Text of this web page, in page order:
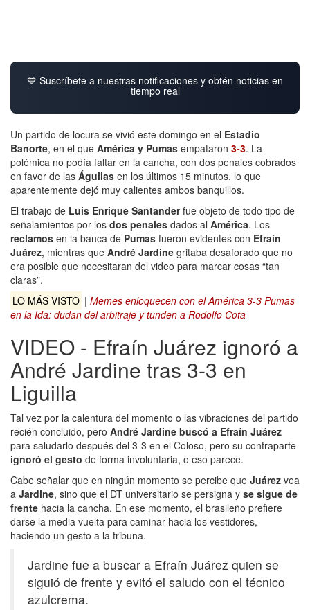
💙 Suscríbete a nuestras notificaciones y obtén noticias en
tiempo real
Un partido de locura se vivió este domingo en el Estadio
Banorte, en el que América y Pumas empataron 3-3. La
polémica no podía faltar en la cancha, con dos penales cobrados
en favor de las Águilas en los últimos 15 minutos, lo que
aparentemente dejó muy calientes ambos banquillos.
El trabajo de Luis Enrique Santanderfue objeto de todo tipo de
señalamientos por los dos penales dados al América. Los
reclamos en la banca de Pumas fueron evidentes con Efraín
Juárez, mientras que André Jardine gritaba desaforado que no
era posible que necesitaran del video para marcar cosas “tan
claras”.
LO MÁS VISTO | Memes enloquecen con el América 3-3 Pumas
en la Ida: dudan del arbitraje y tunden a Rodolfo Cota
VIDEO - Efraín Juárez ignoró a
André Jardine tras 3-3 en
Liguilla
Tal vez por la calentura del momento o las vibraciones del partido
recién concluido, pero André Jardine buscó a Efraín Juárez
para saludarlo después del 3-3 en el Coloso, pero su contraparte
ignoró el gesto de forma involuntaria, o eso parece.
Cabe señalar que en ningún momento se percibe que Juárez vea
a Jardine, sino que el DT universitario se persigna y se sigue de
frente hacia la cancha. En ese momento, el brasileño prefiere
darse la media vuelta para caminar hacia los vestidores,
haciendo un gesto a la tribuna.
Jardine fue a buscar a Efraín Juárez quien se
siguió de frente y evitó el saludo con el técnico
azulcrema.